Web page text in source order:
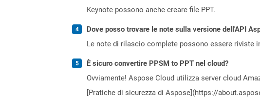
Keynote possono anche creare file PPT.
Dove posso trovare le note sulla versione dell'API
Le note di rilascio complete possono essere riviste
È sicuro convertire PPSM to PPT nel cloud?
Ovviamente! Aspose Cloud utilizza server cloud
[Pratiche di sicurezza di Aspose](https://